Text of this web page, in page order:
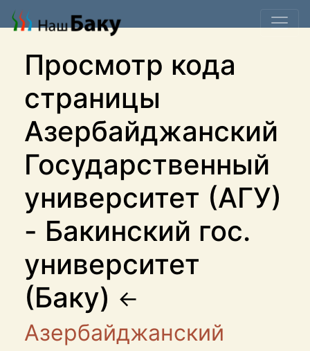
Просмотр кода
страницы
Азербайджанский
Государственный
университет (АГУ)
- Бакинский гос.
университет
(Баку) ←
Азербайджанский